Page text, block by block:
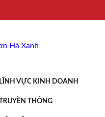
LĨNH VỰC KINH DOANH
TRUYỀN THÔNG